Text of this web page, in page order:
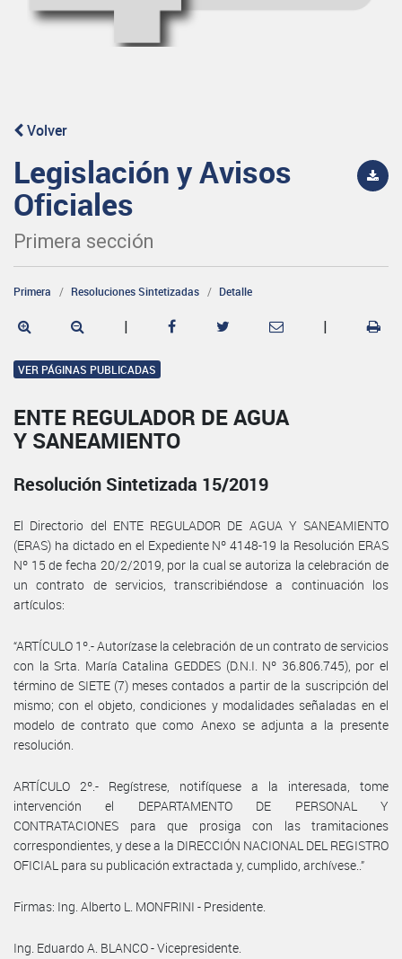
Volver
Legislación y Avisos
Oficiales
Primera sección
Primera Resoluciones Sintetizadas Detalle
| |
VER PÁGINAS PUBLICADAS
ENTE REGULADOR DE AGUA
Y SANEAMIENTO
Resolución Sintetizada 15/2019
El Directorio del ENTE REGULADOR DE AGUA Y SANEAMIENTO
(ERAS) ha dictado en el Expediente Nº 4148-19 la Resolución ERAS
Nº 15 de fecha 20/2/2019, por la cual se autoriza la celebración de
un contrato de servicios, transcribiéndose a continuación los
artículos:
“ARTÍCULO 1º.- Autorízase la celebración de un contrato de servicios
con la Srta. María Catalina GEDDES (D.N.I. Nº 36.806.745), por el
término de SIETE (7) meses contados a partir de la suscripción del
mismo; con el objeto, condiciones y modalidades señaladas en el
modelo de contrato que como Anexo se adjunta a la presente
resolución.
ARTÍCULO 2º.- Regístrese, notifíquese a la interesada, tome
intervención el DEPARTAMENTO DE PERSONAL Y
CONTRATACIONES para que prosiga con las tramitaciones
correspondientes, y dese a la DIRECCIÓN NACIONAL DEL REGISTRO
OFICIAL para su publicación extractada y, cumplido, archívese..”
Firmas: Ing. Alberto L. MONFRINI - Presidente.
Ing. Eduardo A. BLANCO - Vicepresidente.